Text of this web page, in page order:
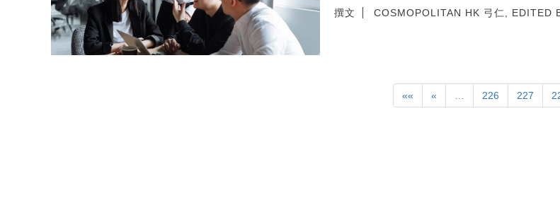
撰文 COSMOPOLITAN HK 弓仁, EDITED
«« « … 226 227